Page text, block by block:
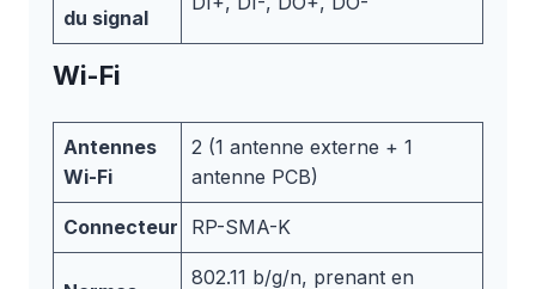
du signal
Wi-Fi
Antennes
Wi-Fi
2 (1 antenne externe + 1
antenne PCB)
Connecteur RP-SMA-K
802.11 b/g/n, prenant en